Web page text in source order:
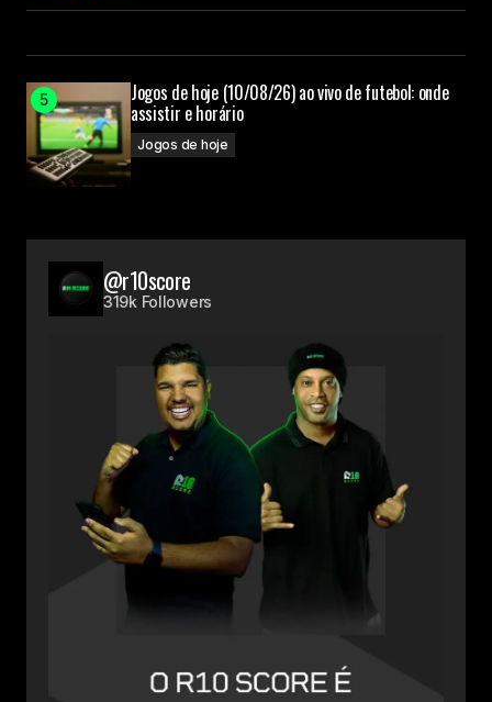
Jogos de hoje (10/08/26) ao vivo de futebol: onde
assistir e horário
Jogos de hoje
@r10score
319k Followers